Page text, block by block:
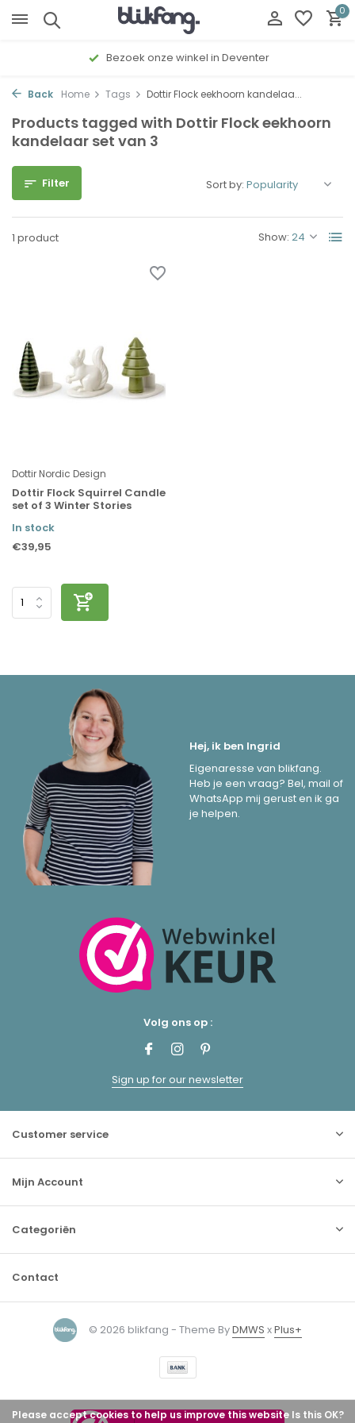
0
Bezoek onze winkel in Deventer
Back Home Tags Dottir Flock eekhoorn kandelaa...
Products tagged with Dottir Flock eekhoorn
kandelaar set van 3
Filter
1 product Show:
Sort by:
Dottir Nordic Design
Dottir Flock Squirrel Candle
set of 3 Winter Stories
In stock
€39,95
Hej, ik ben Ingrid
Eigenaresse van blikfang.
Heb je een vraag? Bel, mail of
WhatsApp mij gerust en ik ga
je helpen.
Volg ons op :
Sign up for our newsletter
Customer service
Mijn Account
Categoriën
Contact
© 2026 blikfang - Theme ByDMWS xPlus+
Please accept cookies to help us improve this website Is this OK?